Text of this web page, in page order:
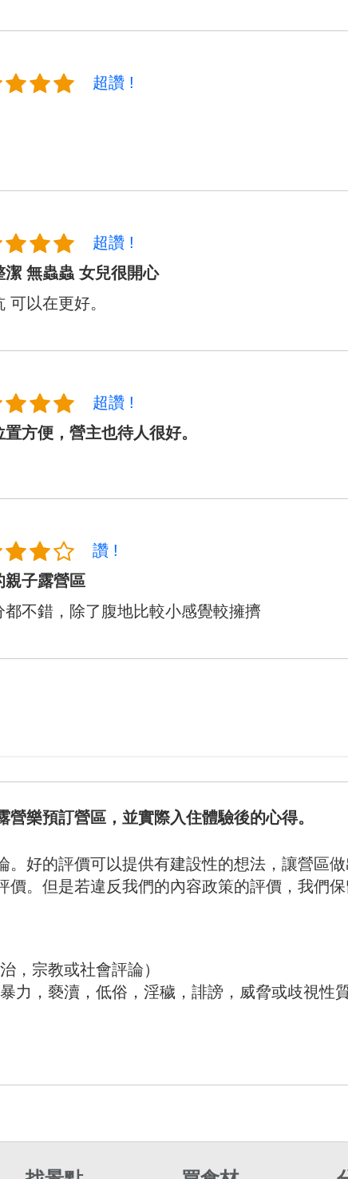
超讚 !
超讚 !
潔 無蟲蟲 女兒很開心
可以在更好。
超讚 !
方便，營主也待人很好。
讚 !
親子露營區
都不錯，除了腹地比較小感覺較擁擠
樂預訂營區，並實際入住體驗後的心得。
。好的評價可以提供有建設性的想法，讓營區
價。但是若違反我們的內容政策的評價，我們
，宗教或社會評論）
力，褻瀆，低俗，淫穢，誹謗，威脅或歧視性